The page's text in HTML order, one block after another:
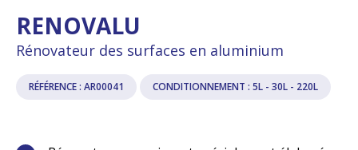
RENOVALU
Rénovateur des surfaces en aluminium
RÉFÉRENCE : AR00041 CONDITIONNEMENT : 5L - 30L - 220L